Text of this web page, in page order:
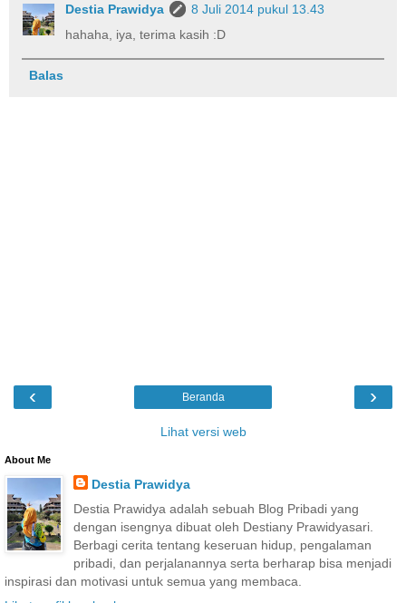
Destia Prawidya
8 Juli 2014 pukul 13.43
hahaha, iya, terima kasih :D
Balas
‹ ›
Beranda
Lihat versi web
About Me
Destia Prawidya
Destia Prawidya adalah sebuah Blog Pribadi yang
dengan isengnya dibuat oleh Destiany Prawidyasari.
Berbagi cerita tentang keseruan hidup, pengalaman
pribadi, dan perjalanannya serta berharap bisa menjadi
inspirasi dan motivasi untuk semua yang membaca.